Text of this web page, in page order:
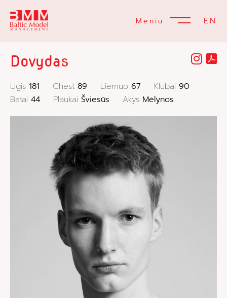
Meniu EN
Dovydas
Ūgis 181 Chest 89 Liemuo 67 Klubai 90
Batai 44 Plaukai Šviesūs Akys Mėlynos